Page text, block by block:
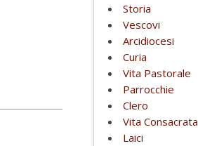
Storia
Vescovi
Arcidiocesi
Curia
Vita Pastorale
Parrocchie
Clero
Vita Consacrata
Laici